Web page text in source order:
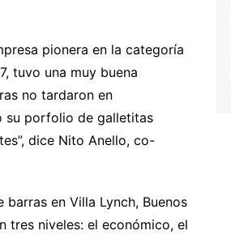
pionera en la categoría
tuvo una muy buena
no tardaron en
su porfolio de galletitas
dice Nito Anello, co-
en Villa Lynch, Buenos
tres niveles: el económico, el